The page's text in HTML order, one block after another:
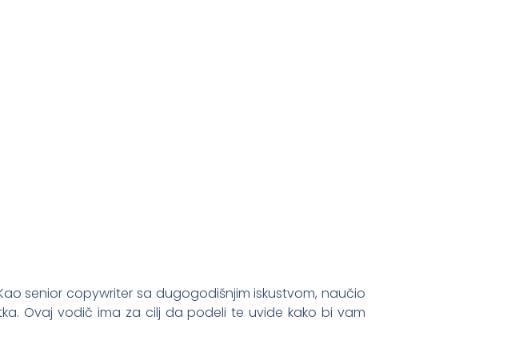
senior copywriter sa dugogodišnjim iskustvom, naučio
Ovaj vodič ima za cilj da podeli te uvide kako bi vam